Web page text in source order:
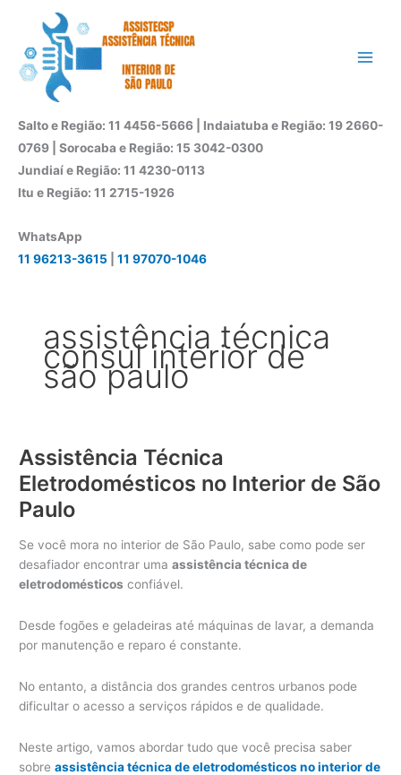
conteúdo
Salto e Região: 11 4456-5666 | Indaiatuba e Região: 19 2660-
0769 | Sorocaba e Região: 15 3042-0300
Jundiaí e Região: 11 4230-0113
Itu e Região: 11 2715-1926
WhatsApp
11 96213-3615
11 97070-1046
assistência técnica
consul interior de
são paulo
Assistência Técnica
Eletrodomésticos no Interior de São
Paulo
Se você mora no interior de São Paulo, sabe como pode ser
desafiador encontrar umaassistência técnica de
eletrodomésticos confiável.
Desde fogões e geladeiras até máquinas de lavar, a demanda
por manutenção e reparo é constante.
No entanto, a distância dos grandes centros urbanos pode
dificultar o acesso a serviços rápidos e de qualidade.
Neste artigo, vamos abordar tudo que você precisa saber
sobreassistência técnica de eletrodomésticos no interior de